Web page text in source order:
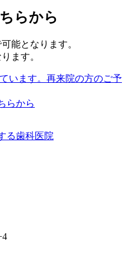
らから
能となります。
ます。